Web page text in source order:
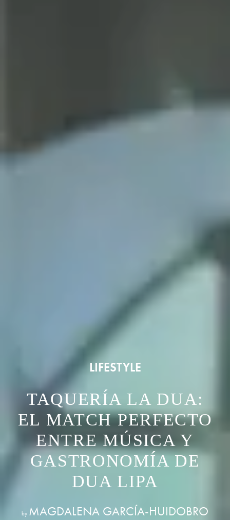
LIFESTYLE
TAQUERÍA LA DUA:
EL MATCH PERFECTO
ENTRE MÚSICA Y
GASTRONOMÍA DE
DUA LIPA
by MAGDALENA GARCÍA-HUIDOBRO